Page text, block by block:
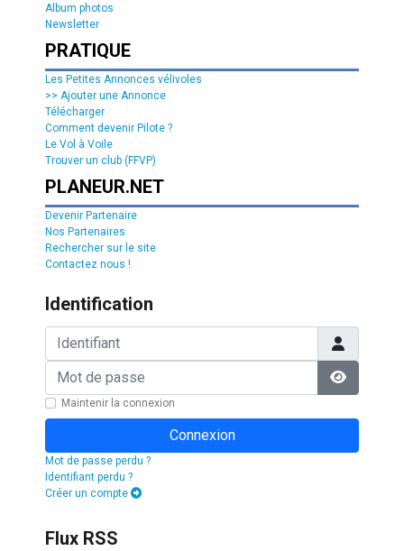
Album photos
Newsletter
PRATIQUE
Les Petites Annonces vélivoles
>> Ajouter une Annonce
Télécharger
Comment devenir Pilote ?
Le Vol à Voile
Trouver un club (FFVP)
PLANEUR.NET
Devenir Partenaire
Nos Partenaires
Rechercher sur le site
Contactez nous !
Identification
Afficher
Maintenir la connexion
Connexion
Mot de passe perdu ?
Identifiant perdu ?
Créer un compte
Flux RSS